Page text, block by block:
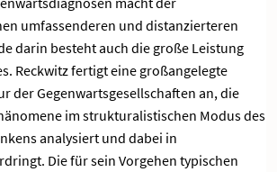
umfassenderen und distanzierteren
darin besteht auch die große Leistung
Reckwitz fertigt eine großangelegte
der Gegenwartsgesellschaften an, die
im strukturalistischen Modus des
analysiert und dabei in
Die für sein Vorgehen typischen